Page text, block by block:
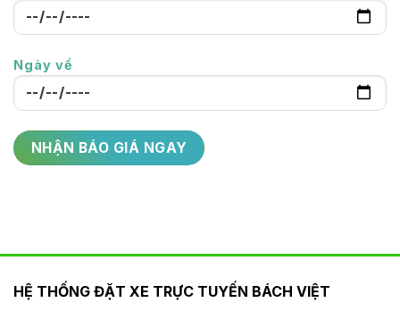
Ngày về
HỆ THỐNG ĐẶT XE TRỰC TUYẾN BÁCH VIỆT